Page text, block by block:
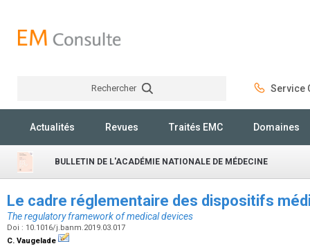
Rechercher Service
Actualités Revues Traités EMC Domaines
BULLETIN DE L'ACADÉMIE NATIONALE DE MÉDECINE
Le cadre réglementaire des dispositifs
The regulatory framework of medical devices
Doi : 10.1016/j.banm.2019.03.017
C. Vaugelade